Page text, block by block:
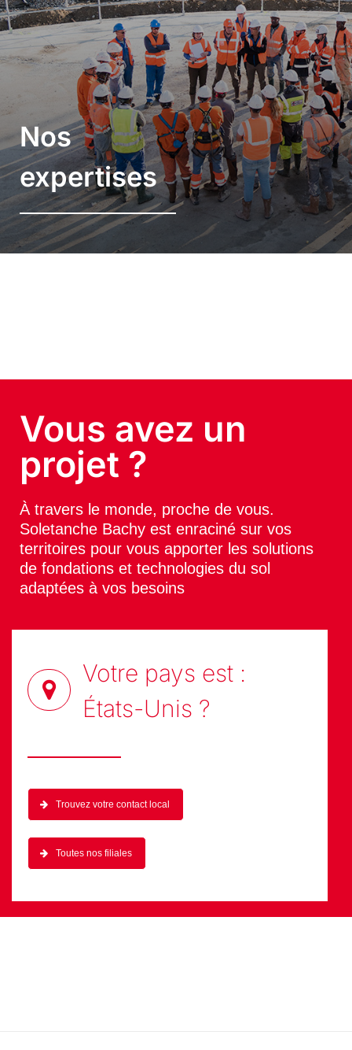
Nos
expertises
Vous avez un
projet ?
À travers le monde, proche de vous.
Soletanche Bachy est enraciné sur vos
territoires pour vous apporter les solutions
de fondations et technologies du sol
adaptées à vos besoins
Votre pays est :
États-Unis ?
Trouvez votre contact local
Toutes nos filiales